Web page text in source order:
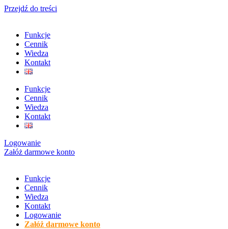
Przejdź do treści
Funkcje
Cennik
Wiedza
Kontakt
Funkcje
Cennik
Wiedza
Kontakt
Logowanie
Załóż darmowe konto
Funkcje
Cennik
Wiedza
Kontakt
Logowanie
Załóż darmowe konto